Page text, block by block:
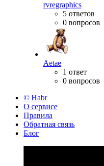
rvregraphics
5 ответов
0 вопросов
Aetae
1 ответ
0 вопросов
© Habr
О сервисе
Правила
Обратная связь
Блог